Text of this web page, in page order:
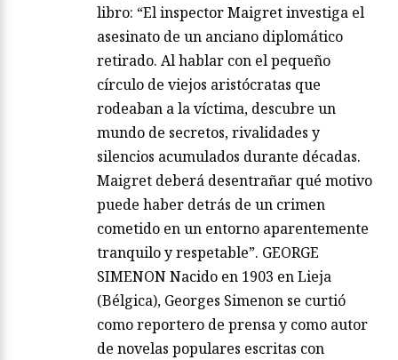
libro: “El inspector Maigret investiga el
asesinato de un anciano diplomático
retirado. Al hablar con el pequeño
círculo de viejos aristócratas que
rodeaban a la víctima, descubre un
mundo de secretos, rivalidades y
silencios acumulados durante décadas.
Maigret deberá desentrañar qué motivo
puede haber detrás de un crimen
cometido en un entorno aparentemente
tranquilo y respetable”. GEORGE
SIMENON Nacido en 1903 en Lieja
(Bélgica), Georges Simenon se curtió
como reportero de prensa y como autor
de novelas populares escritas con